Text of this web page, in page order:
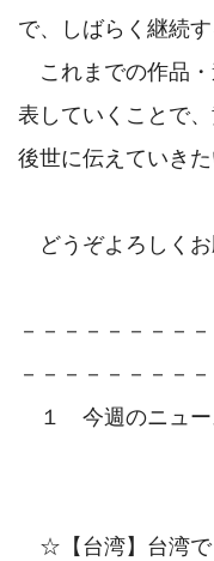
で、しばらく継続
これまでの作品・
表していくことで
後世に伝えていきた
どうぞよろしくお
－－－－－－－－
－－－－－－－－
１　今週のニュ
☆【台湾】台湾で